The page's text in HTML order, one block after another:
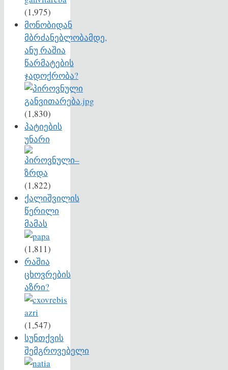
(1,975)
მონობიდან
მბრძანებლობამდე,
ანუ რაშია
წარმატების
ჯადოქრობა?
(1,830)
პატიების
უნარი
(1,822)
ქალიშვილის
წერილი
მამას
(1,811)
რაშია
ცხოვრების
აზრი?
(1,547)
სუნთქვის
შემგროვებელი